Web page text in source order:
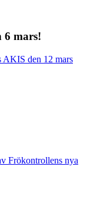
6 mars!
AKIS den 12 mars
Frökontrollens nya